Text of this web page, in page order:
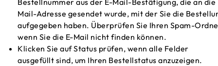
Mail-Adresse gesendet wurde, mit der Sie die
aufgegeben haben. Überprüfen Sie Ihren Spam-
wenn Sie die E-Mail nicht finden können.
Klicken Sie auf Status prüfen, wenn alle Felder
ausgefüllt sind, um Ihren Bestellstatus anzuzeigen.